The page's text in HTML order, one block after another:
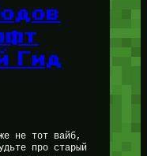
Гид
не тот вайб,
про старый